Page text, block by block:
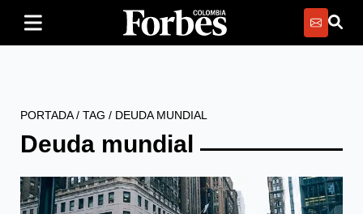
PORTADA/ TAG / DEUDA MUNDIAL
Deuda mundial